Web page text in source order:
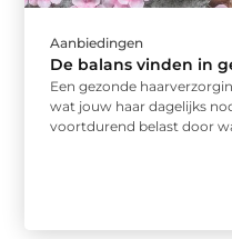
Aanbiedingen
De balans vinden in
Een gezonde
wat jouw haar dagelijks
voortdurend belast door